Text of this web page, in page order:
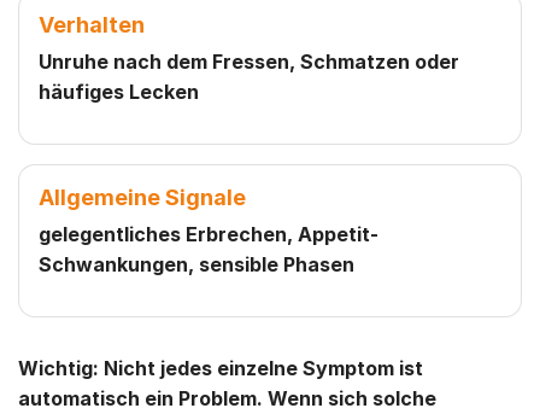
Verhalten
Unruhe nach dem Fressen, Schmatzen oder
häufiges Lecken
Allgemeine Signale
gelegentliches Erbrechen, Appetit-
Schwankungen, sensible Phasen
Wichtig: Nicht jedes einzelne Symptom ist
automatisch ein Problem. Wenn sich solche